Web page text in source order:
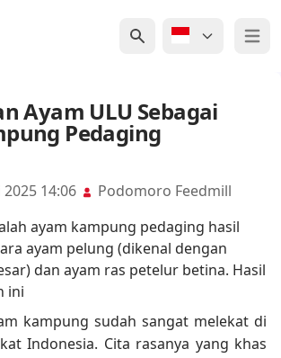
Open
Ayam ULU Sebagai
Pedaging
2025 14:06 Podomoro Feedmill
kampung sudah sangat melekat di
Indonesia. Cita rasanya yang khas